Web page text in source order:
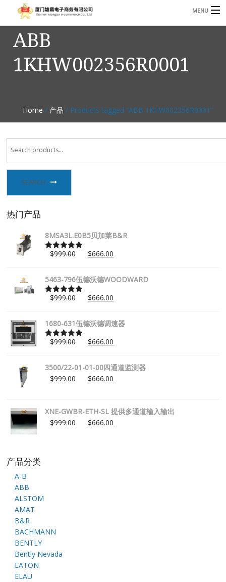
MENU
3221366881@qq.com
首页
资讯
联系我们
ABB
1KHW002356R0001
Home / 产品 / Products tagged “ABB 1KHW002356R0001”
SEARCH
热门产品
8MSA3L.E0B5贝加莱B&R
Rated5.00
$999.00 $666.00
5463-796伍德沃德WOODWARD
Rated5.00
$999.00 $666.00
1680-631伍德沃德调速器
Rated5.00
$999.00 $666.00
3500/22-01-01-00四通道监测器
$999.00 $666.00
XNE-GWBR-ETH-SL 提供多通道输入输出
$999.00 $666.00
产品分类
A-B
ABB
ALSTOM
AMAT
B&R
BACHMANN
BENTLY
Bently Nevada
EATON
ELAU